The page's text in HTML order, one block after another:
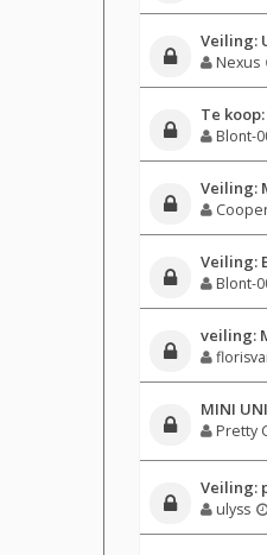
Veiling:
Nexus
Te
Blont-
Veiling:
Veiling:
Blont-
veiling:
MINI
Pretty
Veiling:
ulyss